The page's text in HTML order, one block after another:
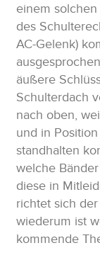
einem
des
AC-Gelenk)
äußere
Schulterdach
nach oben,
und in
standhalten
welche
diese in
richtet sich
wiederum ist
kommende